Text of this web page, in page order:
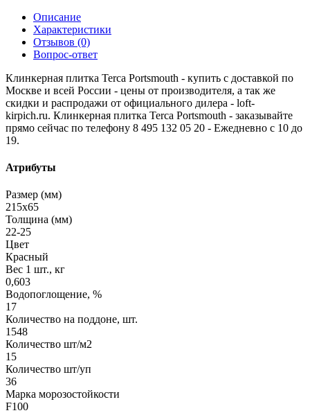
Описание
Характеристики
Отзывов (0)
Вопрос-ответ
Клинкерная плитка Terca Portsmouth - купить с доставкой по
Москве и всей России - цены от производителя, а так же
скидки и распродажи от официального дилера - loft-
kirpich.ru. Клинкерная плитка Terca Portsmouth - заказывайте
прямо сейчас по телефону 8 495 132 05 20 - Ежедневно с 10 до
19.
Атрибуты
Размер (мм)
215х65
Толщина (мм)
22-25
Цвет
Красный
Вес 1 шт., кг
0,603
Водопоглощение, %
17
Количество на поддоне, шт.
1548
Количество шт/м2
15
Количество шт/уп
36
Марка морозостойкости
F100